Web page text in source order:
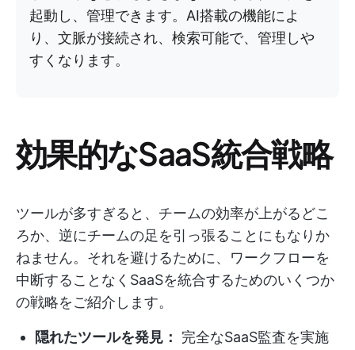
起動し、管理できます。AI搭載の機能によ
り、文脈が接続され、検索可能で、管理しや
すくなります。
効果的なSaaS統合戦略
ツールが多すぎると、チームの効率が上がるどこ
ろか、逆にチームの足を引っ張ることにもなりか
ねません。それを避けるために、ワークフローを
中断することなくSaaSを統合するためのいくつか
の戦略をご紹介します。
隠れたツールを発見：
完全なSaaS監査を実施